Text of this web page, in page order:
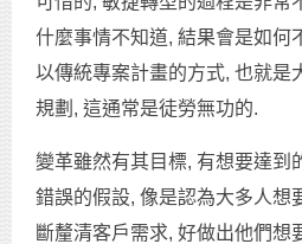
什麼事情不知道, 結果會是如何
以傳統專案計畫的方式, 也就是
規劃, 這通常是徒勞無功的.
變革雖然有其目標, 有想要達到
錯誤的假設, 像是認為大多人想
斷釐清客戶需求, 好做出他們想